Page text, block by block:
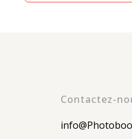
Contactez-